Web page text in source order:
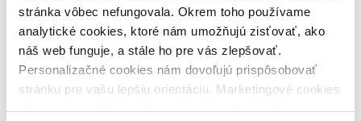
stránka vôbec nefungovala. Okrem toho používame
analytické cookies, ktoré nám umožňujú zisťovať, ako
náš web funguje, a stále ho pre vás zlepšovať.
Personalizačné cookies nám dovoľujú prispôsobovať
stránku pre vašu lepšiu orientáciu. Marketingové cookies
nám zas umožňujú zobrazenie relevantnej reklamy.
Som nový človiečik
Kristína Farkašová
4,4
Eva Dušeknapísala recenziu